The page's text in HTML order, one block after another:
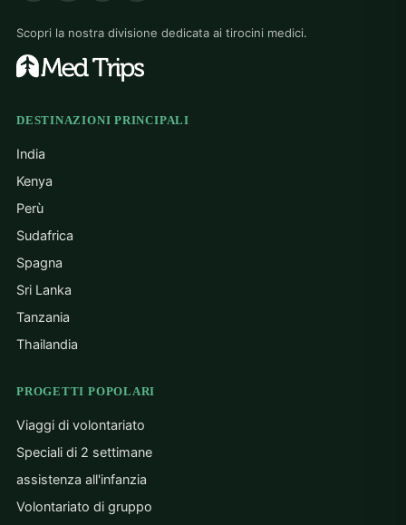
Scopri la nostra divisione dedicata ai tirocini medici.
DESTINAZIONI PRINCIPALI
India
Kenya
Perù
Sudafrica
Spagna
Sri Lanka
Tanzania
Thailandia
PROGETTI POPOLARI
Viaggi di volontariato
Speciali di 2 settimane
assistenza all'infanzia
Volontariato di gruppo